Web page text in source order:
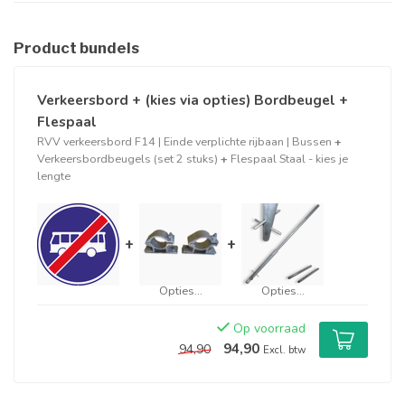
Product bundels
Verkeersbord + (kies via opties) Bordbeugel +
Flespaal
RVV verkeersbord F14 | Einde verplichte rijbaan | Bussen +
Verkeersbordbeugels (set 2 stuks) + Flespaal Staal - kies je
lengte
+
Opties...
+
Opties...
Op voorraad
94,90
94,90 Excl. btw